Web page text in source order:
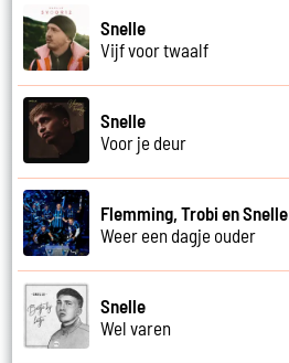
Snelle
Vijf voor twaalf
Snelle
Voor je deur
Flemming, Trobi en Snelle
Weer een dagje ouder
Snelle
Wel varen